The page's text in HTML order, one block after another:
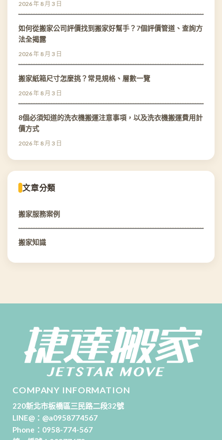
2026 年 8 月 3 日
如何從搬家公司評價找到搬家好幫手？7個評價管道、查詢方
法全揭露
2026 年 8 月 3 日
搬家紙箱尺寸怎麼挑？常見規格、層數一覽
2026 年 8 月 3 日
8個必須知道的洗衣機搬運注意事項，以及洗衣機搬運費用計
價方式
2026 年 8 月 3 日
文章分類
搬家服務案例
搬家知識
COMPANY INFORMATION
220新北市板橋區三民路二段32號
LINE@： @a0958774567
Phone： 0958-774-567